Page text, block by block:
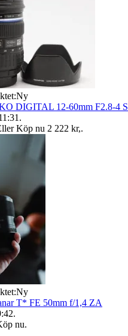
Ny
DIGITAL 12-60mm F2.8-4
.
Köp nu 2 222 kr,.
Ny
T* FE 50mm f/1,4 ZA
.
nu.